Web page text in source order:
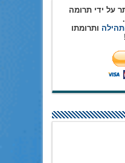
על ידי תרומה
ותרומתו